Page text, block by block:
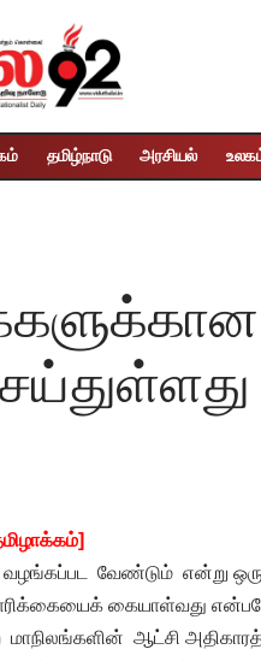
தமிழ்நாடு அரசியல்
வேண்டும் என்று ஒரு
கையாள்வது
ஆட்சி